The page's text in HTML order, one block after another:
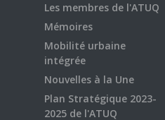
Les membres de l'ATUQ
Mémoires
Mobilité urbaine
intégrée
Nouvelles à la Une
Plan Stratégique 2023-
2025 de l'ATUQ